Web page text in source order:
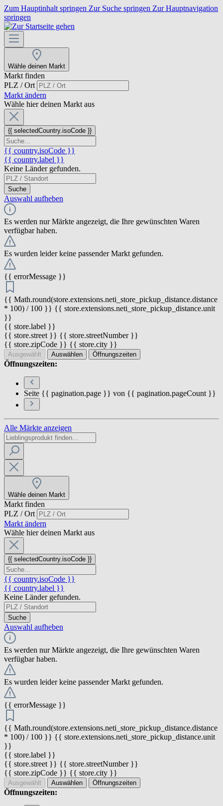
Zum Hauptinhalt springen Zur Suche springen Zur Hauptnavigation
springen
Wähle deinen Markt
Markt finden
PLZ / Ort
Markt ändern
Wähle hier deinen Markt aus
{{ selectedCountry.isoCode }}
{{ country.isoCode }}
{{ country.label }}
Keine Länder gefunden.
Suche
Auswahl aufheben
Es werden nur Märkte angezeigt, die Ihre gewünschten Waren
verfügbar haben.
Es wurden leider keine passender Markt gefunden.
{{ errorMessage }}
{{ Math.round(store.extensions.neti_store_pickup_distance.distance
* 100) / 100 }} {{ store.extensions.neti_store_pickup_distance.unit
}}
{{ store.label }}
{{ store.street }} {{ store.streetNumber }}
{{ store.zipCode }} {{ store.city }}
Ausgewählt Auswählen Öffnungszeiten
Öffnungszeiten:
Seite {{ pagination.page }} von {{ pagination.pageCount }}
Alle Märkte anzeigen
Wähle deinen Markt
Markt finden
PLZ / Ort
Markt ändern
Wähle hier deinen Markt aus
{{ selectedCountry.isoCode }}
{{ country.isoCode }}
{{ country.label }}
Keine Länder gefunden.
Suche
Auswahl aufheben
Es werden nur Märkte angezeigt, die Ihre gewünschten Waren
verfügbar haben.
Es wurden leider keine passender Markt gefunden.
{{ errorMessage }}
{{ Math.round(store.extensions.neti_store_pickup_distance.distance
* 100) / 100 }} {{ store.extensions.neti_store_pickup_distance.unit
}}
{{ store.label }}
{{ store.street }} {{ store.streetNumber }}
{{ store.zipCode }} {{ store.city }}
Ausgewählt Auswählen Öffnungszeiten
Öffnungszeiten: